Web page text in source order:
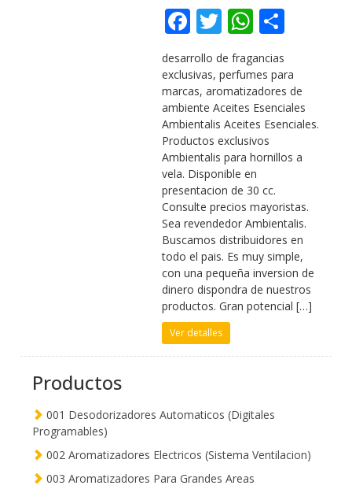
Facebook
Twitter
desarrollo de fragancias
exclusivas, perfumes para
marcas, aromatizadores de
ambiente Aceites Esenciales
Ambientalis Aceites Esenciales.
Productos exclusivos
Ambientalis para hornillos a
vela. Disponible en
presentacion de 30 cc.
Consulte precios mayoristas.
Sea revendedor Ambientalis.
Buscamos distribuidores en
todo el pais. Es muy simple,
con una pequeña inversion de
dinero dispondra de nuestros
productos. Gran potencial […]
Ver detalles
Productos
001 Desodorizadores Automaticos (Digitales
Programables)
002 Aromatizadores Electricos (Sistema Ventilacion)
003 Aromatizadores Para Grandes Areas